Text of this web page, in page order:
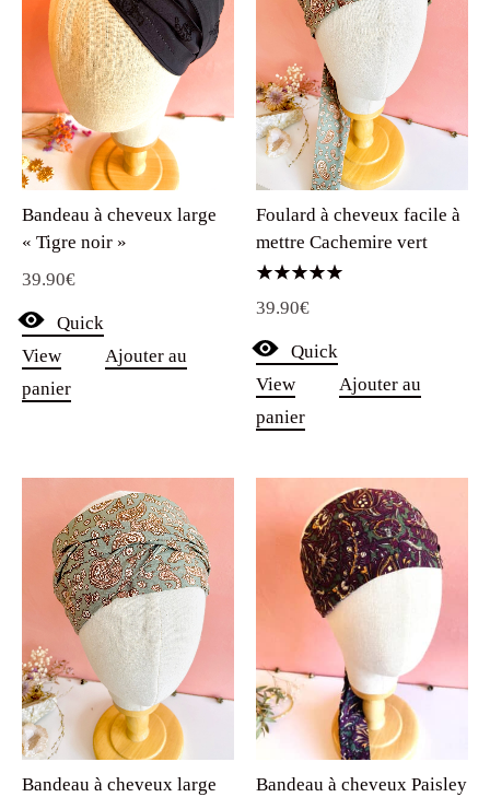
Bandeau à cheveux large
« Tigre noir »
39.90€
Quick
View
Ajouter au
panier
Foulard à cheveux facile à
mettre Cachemire vert
5.00
39.90€
Quick
View
Ajouter au
panier
Bandeau à cheveux large
Bandeau à cheveux Paisley